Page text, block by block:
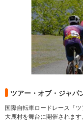
ツアー・オブ・ジャパ
国際自転車ロードレース「
大鹿村を舞台に開催されます